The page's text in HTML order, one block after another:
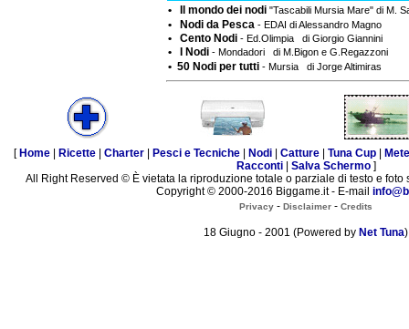
• Il mondo dei nodi "Tascabili Mursia Mare" di M.
• Nodi da Pesca - EDAI di Alessandro Magno
• Cento Nodi - Ed.Olimpia di Giorgio Giannini
• I Nodi - Mondadori di M.Bigon e G.Regazzoni
• 50 Nodi per tutti - Mursia di Jorge Altimiras
[ Home Ricette Charter Pesci e Tecniche Nodi Catture Tuna Cup
Racconti| Salva Schermo]
All Right Reserved © È vietata la riproduzione totale o parziale di testo e foto
Copyright © 2000-2016 Biggame.it - E-mail
Privacy - Disclaimer - Credits
18 Giugno - 2001 (Powered by Net Tuna)